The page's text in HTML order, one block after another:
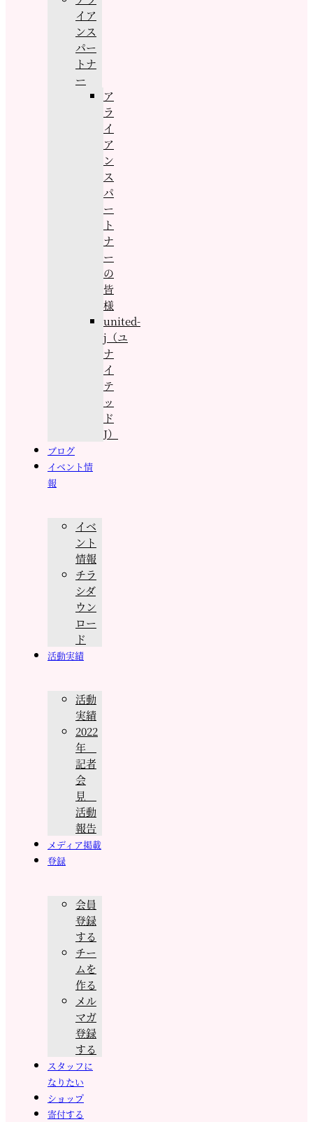
イア
ンス
パー
トナ
ー
ア
ラ
イ
ア
ン
ス
パ
ー
ト
ナ
ー
の
皆
様
united-
j（ユ
ナ
イ
テ
ッ
ド
J）
ブログ
イベント情
報
イベ
ント
情報
チラ
シダ
ウン
ロー
ド
活動実績
活動
実績
2022
年
記者
会
見
活動
報告
メディア掲載
登録
会員
登録
する
チー
ムを
作る
メル
マガ
登録
する
スタッフに
なりたい
ショップ
寄付する